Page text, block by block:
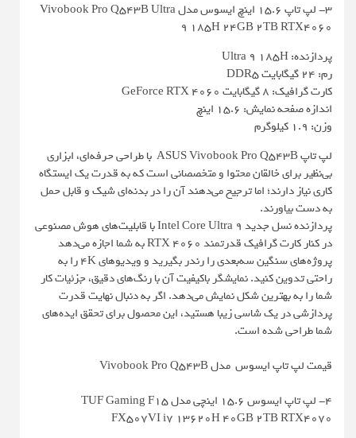
3- لپ تاپ 15.6 اینچ ایسوس مدل Vivobook Pro Q543B Ultra
9 185H 24GB 2TB RTX4060
پردازنده: Ultra 9 185H
رم: 24 گیگابایت DDR5
کارت گرافیک: 8 گیگابایت GeForce RTX 4060
اندازه صفحه نمایش: 15.6 اینچ
وزن: 1.9 کیلوگرم
لپ تاپ ASUS Vivobook Pro Q543B با طراحی حرفه‌ای، ابزاری
بی‌نظیر برای خالقان محتوا و متخصصانی است که به قدرت یک ایستگاه
کاری نیاز دارند؛ اما ترجیح می‌دهند آن را در بدنه‌ای شیک و قابل حمل
به دست بیاورند.
پردازنده نسل جدید Intel Core Ultra 9 با قابلیت‌های هوش مصنوعی
در کنار کارت گرافیک قدرتمند RTX 4060 به شما اجازه می‌دهد
پروژه‌های سنگین سه‌بعدی را رندر بگیرید و ویدیوهای 4K را به
راحتی تدوین کنید. نمایشگر باکیفیت آن با رنگ‌های دقیق، جزئیات کار
شما را به بهترین شکل نمایش می‌دهد. اگر به دنبال نهایت قدرت
پردازشی در یک شاسی زیبا هستید، این محصول برای تحقق ایده‌های
شما طراحی شده است.
قیمت لپ‌ تاپ ایسوس مدل Vivobook Pro Q543B
4- لپ‌ تاپ ایسوس 15.6 اینچی مدل TUF Gaming F15
FX507VI i7 13620H 40GB 2TB RTX4070